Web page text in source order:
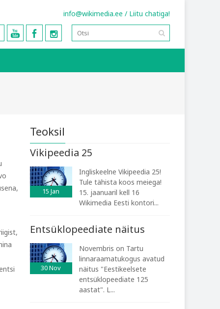
info@wikimedia.ee / Liitu chatiga!
Teoksil
Vikipeedia 25
15 Jan
Ingliskeelne Vikipeedia 25!
Tule tähista koos meiega!
15. jaanuaril kell 16
Wikimedia Eesti kontori...
Entsüklopeediate näitus
30Nov
Novembris on Tartu
linnaraamatukogus avatud
näitus "Eestikeelsete
entsüklopeediate 125
aastat". L...